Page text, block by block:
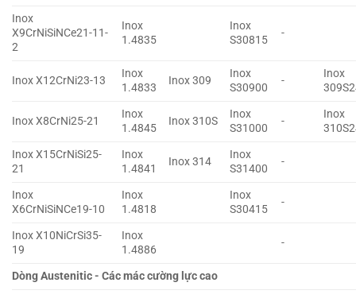
Inox
X9CrNiSiNCe21-11-
2
Inox
1.4835
Inox
S30815
-
Inox X12CrNi23-13
Inox
1.4833
Inox 309
Inox
S30900
-
Inox
Inox X8CrNi25-21
Inox
1.4845
Inox 310S
Inox
S31000
-
Inox
Inox X15CrNiSi25-
21
Inox
1.4841
Inox 314
Inox
S31400
-
Inox
X6CrNiSiNCe19-10
Inox
1.4818
Inox
S30415
-
Inox X10NiCrSi35-
19
Inox
1.4886
-
Dòng Austenitic - Các mác cường lực cao